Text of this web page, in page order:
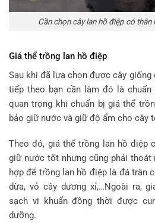
Cần chọn cây lan hồ điệp có
Giá thể trồng lan hồ điệp
Sau khi đã lựa chọn được cây
tiếp theo bạn cần làm đó là
quan trọng khi chuẩn bị giá thể
bảo giữ nước và giữ độ ẩm cho cây
Theo đó, giá thể trồng lan hồ điệp
giữ nước tốt nhưng cũng phải thoát
hợp để trồng lan hồ điệp là đá trân
dừa, vỏ cây dương xỉ,…Ngoài ra,
sạch vi khuẩn đồng thời được
dưỡng.